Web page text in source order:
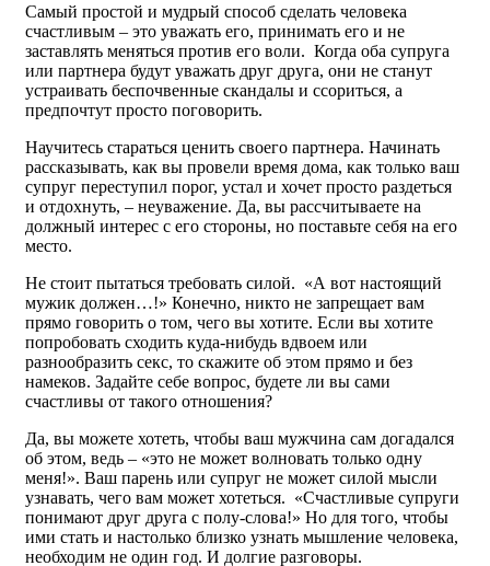
Самый простой и мудрый способ сделать человека
счастливым – это уважать его, принимать его и не
заставлять меняться против его воли. Когда оба супруга
или партнера будут уважать друг друга, они не станут
устраивать беспочвенные скандалы и ссориться, а
предпочтут просто поговорить.
Научитесь стараться ценить своего партнера. Начинать
рассказывать, как вы провели время дома, как только ваш
супруг переступил порог, устал и хочет просто раздеться
и отдохнуть, – неуважение. Да, вы рассчитываете на
должный интерес с его стороны, но поставьте себя на его
место.
Не стоит пытаться требовать силой. «А вот настоящий
мужик должен…!» Конечно, никто не запрещает вам
прямо говорить о том, чего вы хотите. Если вы хотите
попробовать сходить куда-нибудь вдвоем или
разнообразить секс, то скажите об этом прямо и без
намеков. Задайте себе вопрос, будете ли вы сами
счастливы от такого отношения?
Да, вы можете хотеть, чтобы ваш мужчина сам догадался
об этом, ведь – «это не может волновать только одну
меня!». Ваш парень или супруг не может силой мысли
узнавать, чего вам может хотеться. «Счастливые супруги
понимают друг друга с полу-слова!» Но для того, чтобы
ими стать и настолько близко узнать мышление человека,
необходим не один год. И долгие разговоры.